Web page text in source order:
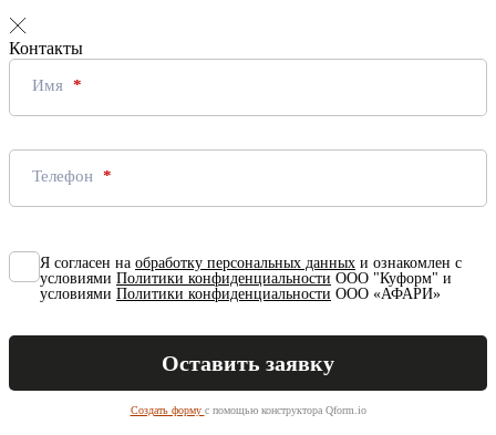
Контакты
Имя
Телефон
Я согласен на обработку персональных данных и ознакомлен с
условиями Политики конфиденциальности ООО "Куформ" и
условиями Политики конфиденциальности ООО «АФАРИ»
Создать форму с помощью конструктора Qform.io